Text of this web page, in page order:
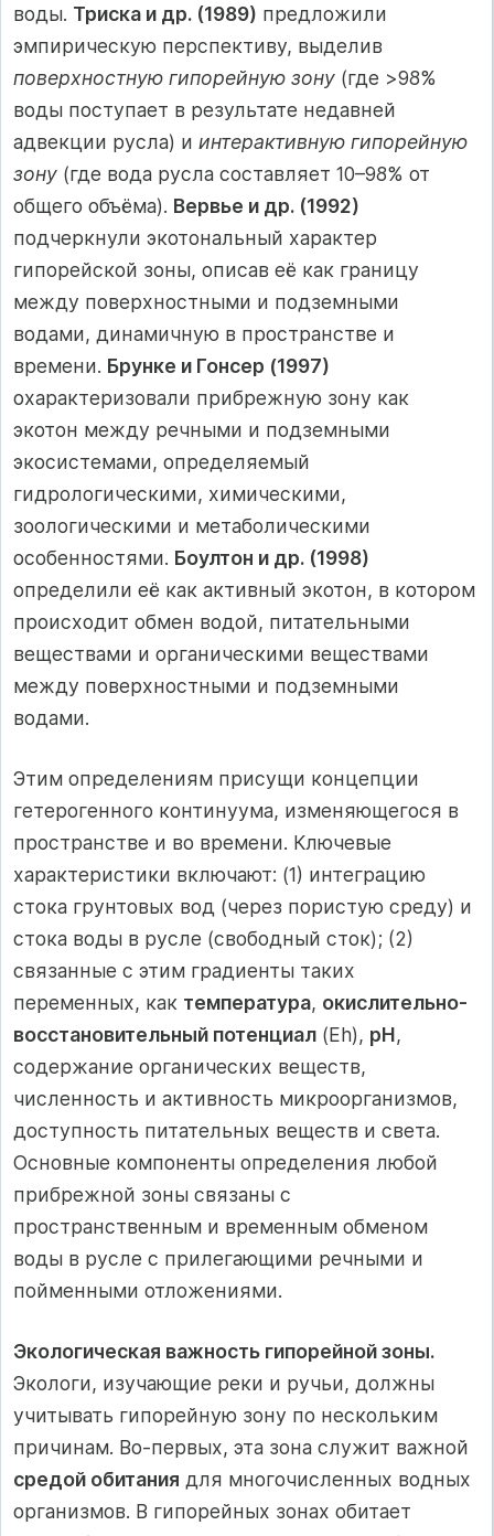
воды. Триска и др. (1989) предложили
эмпирическую перспективу, выделив
поверхностную гипорейную зону (где >98%
воды поступает в результате недавней
адвекции русла) и интерактивную гипорейную
зону (где вода русла составляет 10–98% от
общего объёма). Вервье и др. (1992)
подчеркнули экотональный характер
гипорейской зоны, описав её как границу
между поверхностными и подземными
водами, динамичную в пространстве и
времени. Брунке и Гонсер (1997)
охарактеризовали прибрежную зону как
экотон между речными и подземными
экосистемами, определяемый
гидрологическими, химическими,
зоологическими и метаболическими
особенностями. Боултон и др. (1998)
определили её как активный экотон, в котором
происходит обмен водой, питательными
веществами и органическими веществами
между поверхностными и подземными
водами.
Этим определениям присущи концепции
гетерогенного континуума, изменяющегося в
пространстве и во времени. Ключевые
характеристики включают: (1) интеграцию
стока грунтовых вод (через пористую среду) и
стока воды в русле (свободный сток); (2)
связанные с этим градиенты таких
переменных, как температура, окислительно-
восстановительный потенциал (Eh), pH,
содержание органических веществ,
численность и активность микроорганизмов,
доступность питательных веществ и света.
Основные компоненты определения любой
прибрежной зоны связаны с
пространственным и временным обменом
воды в русле с прилегающими речными и
пойменными отложениями.
Экологическая важность гипорейной зоны.
Экологи, изучающие реки и ручьи, должны
учитывать гипорейную зону по нескольким
причинам. Во-первых, эта зона служит важной
средой обитания для многочисленных водных
организмов. В гипорейных зонах обитает